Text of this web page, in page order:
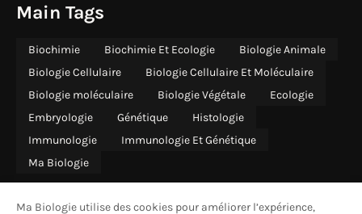
Main Tags
Biochimie Biochimie Et Ecologie
Biologie Animale
Biologie Cellulaire
Biologie Cellulaire Et Moléculaire
Biologie moléculaire
Biologie Végétale
Ecologie
Embryologie
Génétique
Histologie
Immunologie
Immunologie Et Génétique
Ma Biologie
Ma Biologie utilise des cookies pour améliorer l’expérience,